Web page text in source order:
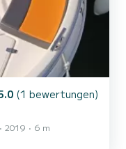
(1 bewertungen)
2019 6 m